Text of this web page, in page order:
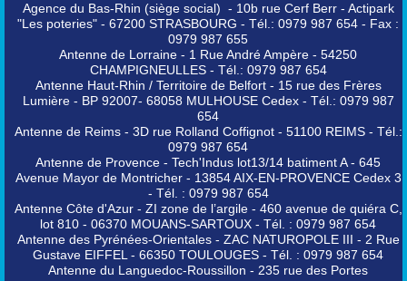
Agence du Bas-Rhin (siège social) - 10b rue Cerf Berr - Actipark
"Les poteries" - 67200 STRASBOURG - Tél.: 0979 987 654 - Fax :
0979 987 655
Antenne de Lorraine - 1 Rue André Ampère - 54250
CHAMPIGNEULLES - Tél.: 0979 987 654
Antenne Haut-Rhin / Territoire de Belfort - 15 rue des Frères
Lumière - BP 92007- 68058 MULHOUSE Cedex - Tél.: 0979 987
654
Antenne de Reims - 3D rue Rolland Coffignot - 51100 REIMS - Tél.:
0979 987 654
Antenne de Provence - Tech'Indus lot13/14 batiment A - 645
Avenue Mayor de Montricher - 13854 AIX-EN-PROVENCE Cedex 3
- Tél. : 0979 987 654
Antenne Côte d'Azur - ZI zone de l’argile - 460 avenue de quiéra C,
lot 810 - 06370 MOUANS-SARTOUX - Tél. : 0979 987 654
Antenne des Pyrénées-Orientales - ZAC NATUROPOLE III - 2 Rue
Gustave EIFFEL - 66350 TOULOUGES - Tél. : 0979 987 654
Antenne du Languedoc-Roussillon - 235 rue des Portes